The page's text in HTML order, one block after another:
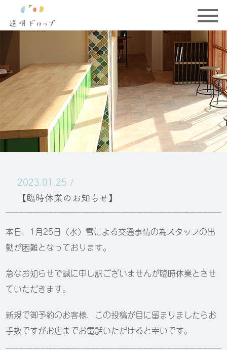
兵庫のヘアカラー専門店 透明ドロップ
2023.01.25 /
【臨時休業のお知らせ】
本日、1月25日（水）雪による交通事情の為スタッフの出
勤が困難となっております。
急なお知らせで誠に申し訳ございませんが臨時休業とさせ
ていただきます。
新規で御予約のお客様、この投稿が目に留まりましたらお
手数ですがお店までお電話いただけると幸いです。